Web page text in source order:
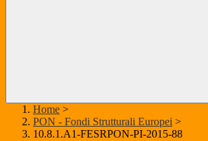
Home >
PON - Fondi Strutturali Europei >
10.8.1.A1-FESRPON-PI-2015-88